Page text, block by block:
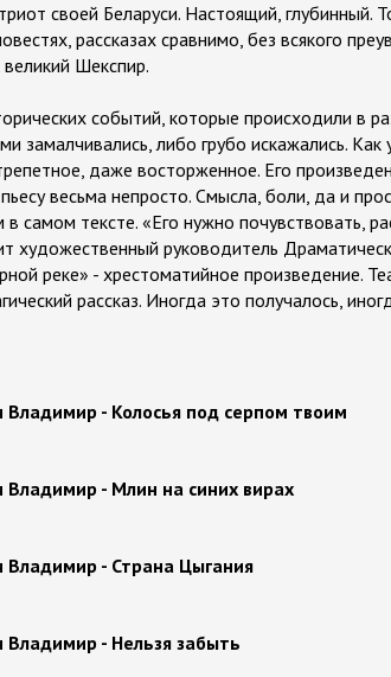
своей Беларуси. Настоящий, глубинный.
рассказах сравнимо, без всякого
Шекспир.
событий, которые происходили в
замалчивались, либо грубо искажались.
даже восторженное. Его
весьма непросто. Смысла, боли, да и
самом тексте. «Его нужно почувствовать,
художественный руководитель
реке» - хрестоматийное произведение.
рассказ. Иногда это получалось,
Владимир - Колосья под серпом твоим
Владимир - Млин на синих вирах
Владимир - Страна Цыгания
Владимир - Нельзя забыть